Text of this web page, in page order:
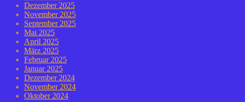
Dezember 2025
November 2025
September 2025
Mai 2025
April 2025
März 2025
Februar 2025
Januar 2025
Dezember 2024
November 2024
Oktober 2024